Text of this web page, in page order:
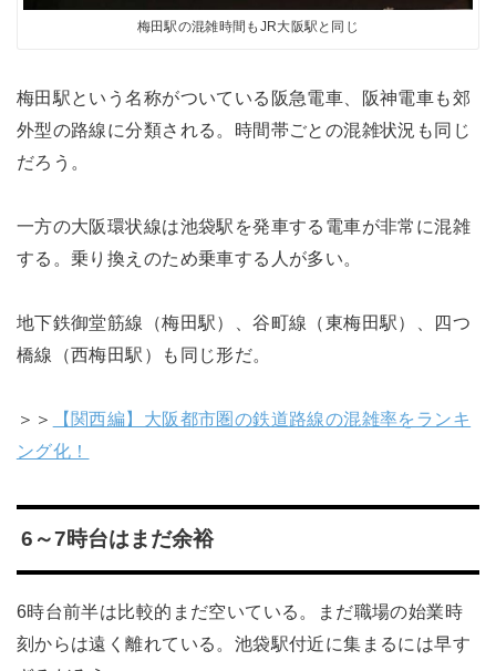
梅田駅の混雑時間もJR大阪駅と同じ
梅田駅という名称がついている阪急電車、阪神電車も郊
外型の路線に分類される。時間帯ごとの混雑状況も同じ
だろう。
一方の大阪環状線は池袋駅を発車する電車が非常に混雑
する。乗り換えのため乗車する人が多い。
地下鉄御堂筋線（梅田駅）、谷町線（東梅田駅）、四つ
橋線（西梅田駅）も同じ形だ。
＞＞
【関西編】大阪都市圏の鉄道路線の混雑率をランキ
ング化！
6～7時台はまだ余裕
6時台前半は比較的まだ空いている。まだ職場の始業時
刻からは遠く離れている。池袋駅付近に集まるには早す